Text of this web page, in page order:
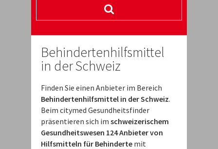
Behindertenhilfsmittel
in der Schweiz
Finden Sie einen Anbieter im Bereich
Behindertenhilfsmittel in der Schweiz.
Beim citymed Gesundheitsfinder
präsentieren sich im schweizerischem
Gesundheitswesen 124 Anbieter von
Hilfsmitteln für Behinderte mit